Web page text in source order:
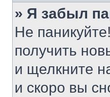
» Я забыл
Не
получить
и щелкните
и скоро вы